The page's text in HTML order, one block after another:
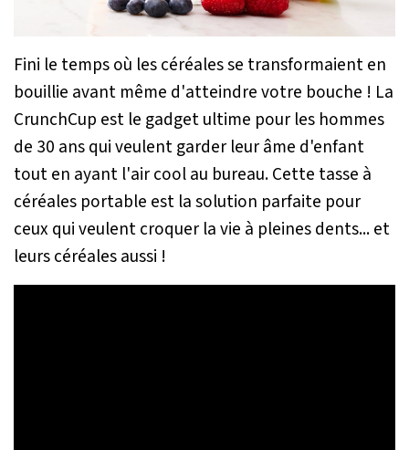
Fini le temps où les céréales se transformaient en
bouillie avant même d'atteindre votre bouche ! La
CrunchCup est le gadget ultime pour les hommes
de 30 ans qui veulent garder leur âme d'enfant
tout en ayant l'air cool au bureau. Cette tasse à
céréales portable est la solution parfaite pour
ceux qui veulent croquer la vie à pleines dents... et
leurs céréales aussi !